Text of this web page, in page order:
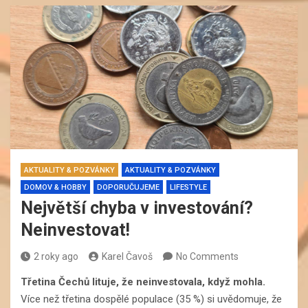
AKTUALITY & POZVÁNKY
AKTUALITY & POZVÁNKY
DOMOV & HOBBY
DOPORUČUJEME LIFESTYLE
Největší chyba v investování?
Neinvestovat!
2 roky ago Karel Čavoš No Comments
Třetina Čechů lituje, že neinvestovala, když mohla.
Více než třetina dospělé populace (35 %) si uvědomuje, že